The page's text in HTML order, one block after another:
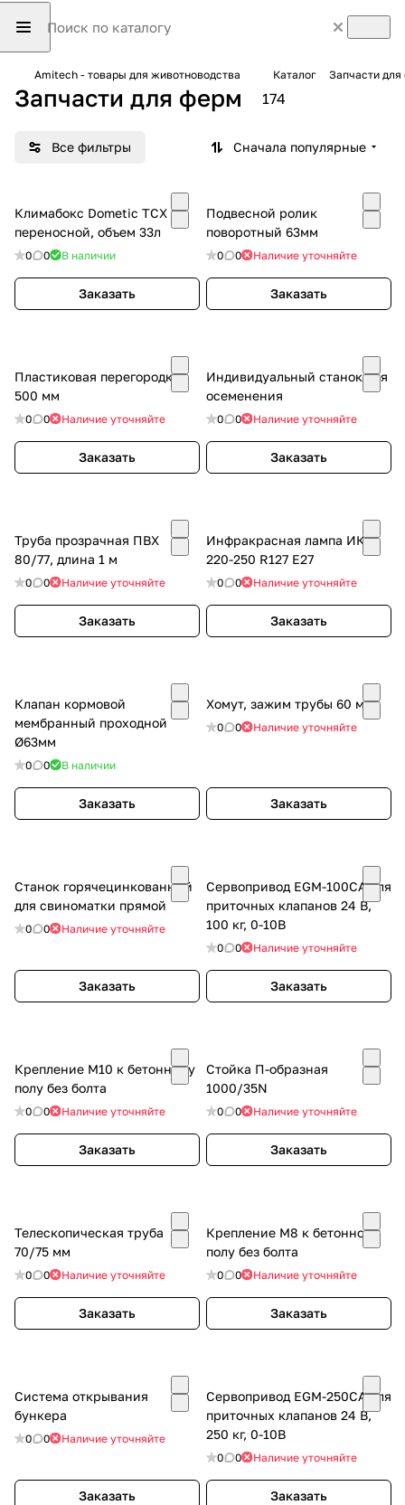
Amitech - товары для животноводства Каталог Запчасти
Запчасти для ферм 174
Все фильтры Сначала популярные
Климабокс Dometic TCX 35,
переносной, объем 33л
0 0 В наличии
Заказать
Подвесной ролик
поворотный 63мм
0 0 Наличие уточняйте
Заказать
Пластиковая перегородка
500 мм
0 0 Наличие уточняйте
Заказать
Индивидуальный станок для
осеменения
0 0 Наличие уточняйте
Заказать
Труба прозрачная ПВХ
80/77, длина 1 м
0 0 Наличие уточняйте
Заказать
Инфракрасная лампа ИКЗ
220-250 R127 E27
0 0 Наличие уточняйте
Заказать
Клапан кормовой
мембранный проходной
Ø63мм
0 0 В наличии
Заказать
Хомут, зажим трубы 60 мм
0 0 Наличие уточняйте
Заказать
Станок горячецинкованный
для свиноматки прямой
0 0 Наличие уточняйте
Заказать
Сервопривод EGM-100CA для
приточных клапанов 24 В,
100 кг, 0-10В
0 0 Наличие уточняйте
Заказать
Крепление М10 к бетонному
полу без болта
0 0 Наличие уточняйте
Заказать
Стойка П-образная
1000/35N
0 0 Наличие уточняйте
Заказать
Телескопическая труба
70/75 мм
0 0 Наличие уточняйте
Заказать
Крепление М8 к бетонному
полу без болта
0 0 Наличие уточняйте
Заказать
Система открывания
бункера
0 0 Наличие уточняйте
Заказать
Сервопривод EGM-250CA для
приточных клапанов 24 В,
250 кг, 0-10В
0 0 Наличие уточняйте
Заказать